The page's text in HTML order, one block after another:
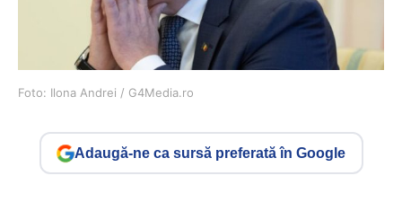
Foto: Ilona Andrei / G4Media.ro
Adaugă-ne ca sursă preferată în Google